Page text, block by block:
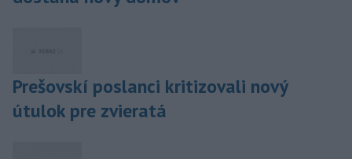
Prešovskí poslanci kritizovali nový
útulok pre zvieratá